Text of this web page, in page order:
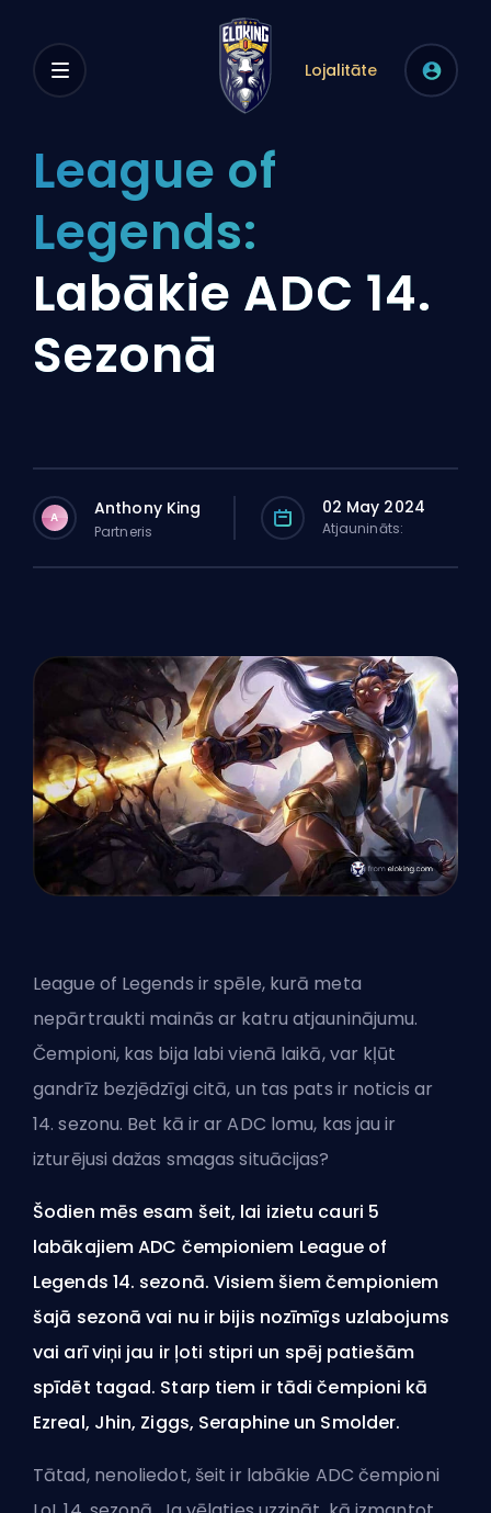
Lojalitāte
League of
Legends:
Labākie ADC 14.
Sezonā
A Anthony King
Partneris
02 May 2024
Atjaunināts:
League of Legends ir spēle, kurā meta
nepārtraukti mainās ar katru atjauninājumu.
Čempioni, kas bija labi vienā laikā, var kļūt
gandrīz bezjēdzīgi citā, un tas pats ir noticis ar
14. sezonu. Bet kā ir ar ADC lomu, kas jau ir
izturējusi dažas smagas situācijas?
Šodien mēs esam šeit, lai izietu cauri 5
labākajiem ADC čempioniem League of
Legends 14. sezonā. Visiem šiem čempioniem
šajā sezonā vai nu ir bijis nozīmīgs uzlabojums
vai arī viņi jau ir ļoti stipri un spēj patiešām
spīdēt tagad. Starp tiem ir tādi čempioni kā
Ezreal, Jhin, Ziggs, Seraphine un Smolder.
Tātad, nenoliedot, šeit ir labākie ADC čempioni